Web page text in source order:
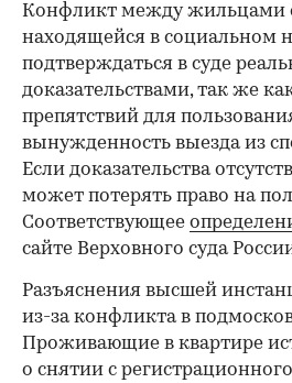
Конфликт между жильцами
находящейся в социальном
подтверждаться в суде
доказательствами, так же
препятствий для
вынужденность выезда из
Если доказательства
может потерять право на
Соответствующее
сайте Верховного суда
Разъяснения высшей
из-за конфликта в
Проживающие в квартире
о снятии с